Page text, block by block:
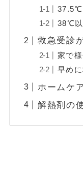
37.5℃
38℃以
救急受診
家で
早め
ホームケ
解熱剤の